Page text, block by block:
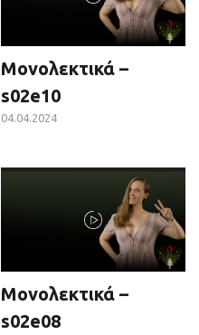
Μονολεκτικά –
s02e10
04.04.2024
Μονολεκτικά –
s02e08